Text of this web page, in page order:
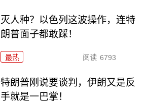
灭人种？以色列这波操作，连特
朗普面子都敢踩！
最热 阅读 6793
特朗普刚说要谈判，伊朗又是反
手就是一巴掌！